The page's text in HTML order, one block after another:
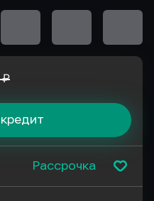
₽
Рассрочка